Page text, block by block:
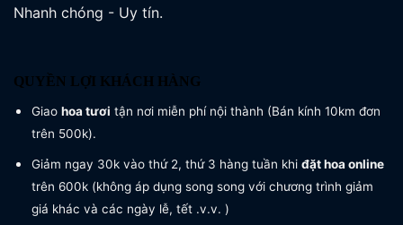
Nhanh chóng - Uy tín.
QUYỀN LỢI KHÁCH HÀNG
Giao hoa tươi tận nơi miễn phí nội thành (Bán kính 10km đơn
trên 500k).
Giảm ngay 30k vào thứ 2, thứ 3 hàng tuần khi đặt hoa online
trên 600k (không áp dụng song song với chương trình giảm
giá khác và các ngày lễ, tết .v.v. )